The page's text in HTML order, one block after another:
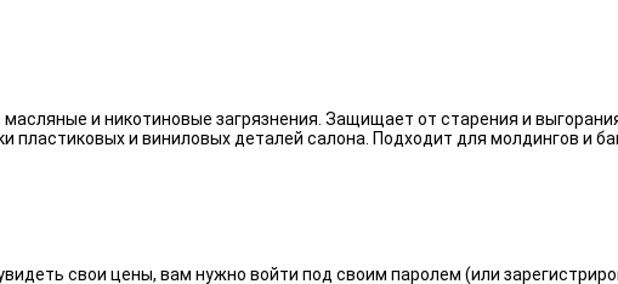
и никотиновые загрязнения. Защищает от старения и
и виниловых деталей салона. Подходит для молдингов и
свои цены, вам нужно войти под своим паролем (или